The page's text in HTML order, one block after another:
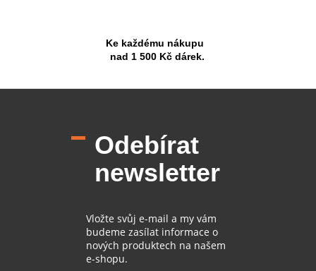
Ke každému nákupu
nad 1 500 Kč dárek.
Odebírat
newsletter
Vložte svůj e-mail a my vám
budeme zasílat informace o
nových produktech na našem
e-shopu.